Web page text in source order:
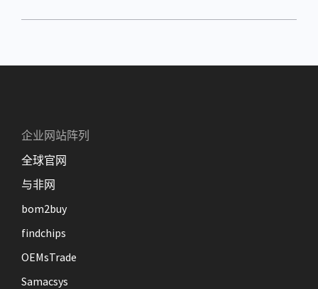
企业网站阵列
全球官网
与非网
bom2buy
findchips
OEMsTrade
Samacsys